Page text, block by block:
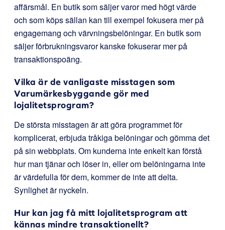
affärsmål. En butik som säljer varor med högt värde
och som köps sällan kan till exempel fokusera mer på
engagemang och värvningsbelöningar. En butik som
säljer förbrukningsvaror kanske fokuserar mer på
transaktionspoäng.
Vilka är de vanligaste misstagen som
Varumärkesbyggande gör med
lojalitetsprogram?
De största misstagen är att göra programmet för
komplicerat, erbjuda tråkiga belöningar och gömma det
på sin webbplats. Om kunderna inte enkelt kan förstå
hur man tjänar och löser in, eller om belöningarna inte
är värdefulla för dem, kommer de inte att delta.
Synlighet är nyckeln.
Hur kan jag få mitt lojalitetsprogram att
kännas mindre transaktionellt?